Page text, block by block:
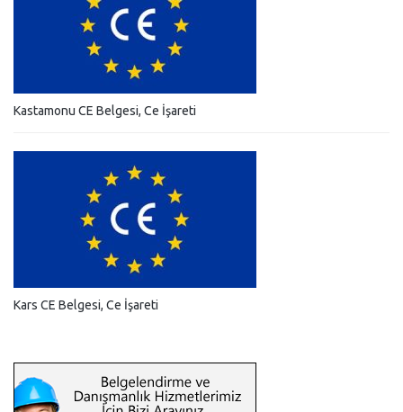
Kastamonu CE Belgesi, Ce İşareti
Kars CE Belgesi, Ce İşareti